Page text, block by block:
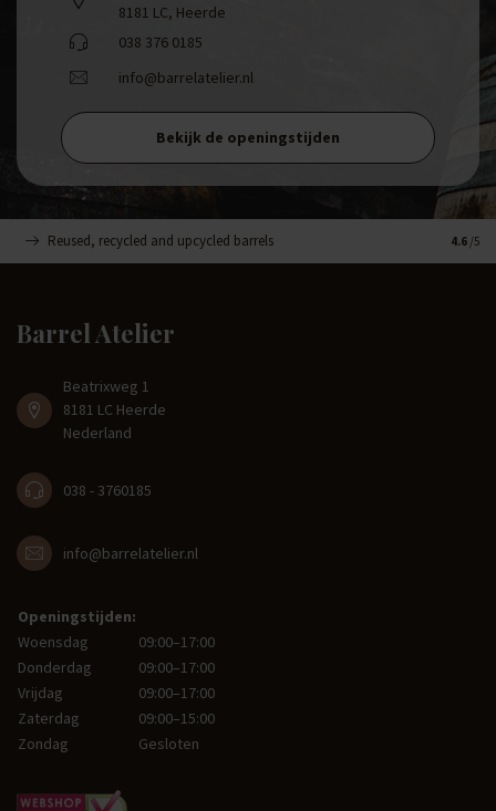
8181 LC, Heerde
038 376 0185
info@barrelatelier.nl
Bekijk de openingstijden
Reused, recycled and upcycled barrels 4.6 /5
Barrel Atelier
Beatrixweg 1
8181 LC Heerde
Nederland
038 - 3760185
info@barrelatelier.nl
Openingstijden:
Woensdag
09:00–17:00
Donderdag
09:00–17:00
Vrijdag
09:00–17:00
Zaterdag
09:00–15:00
Zondag
Gesloten